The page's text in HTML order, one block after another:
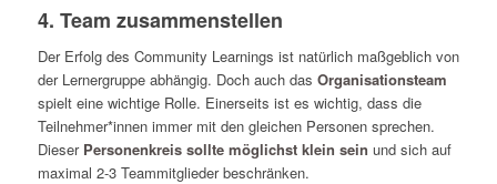
4. Team zusammenstellen
Der Erfolg des Community Learnings ist natürlich maßgeblich von
der Lernergruppe abhängig. Doch auch das Organisationsteam
spielt eine wichtige Rolle. Einerseits ist es wichtig, dass die
Teilnehmer*innen immer mit den gleichen Personen sprechen.
Dieser Personenkreis sollte möglichst klein sein und sich auf
maximal 2-3 Teammitglieder beschränken.